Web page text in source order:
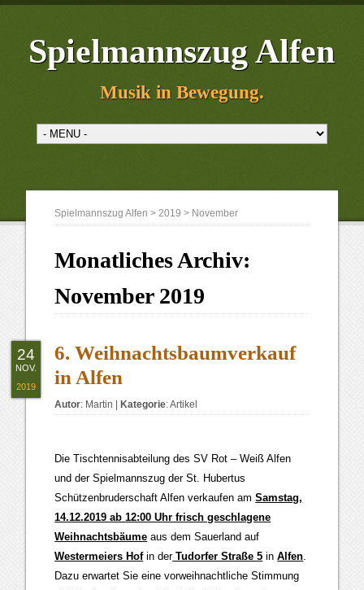
Spielmannszug Alfen
Musik in Bewegung.
Spielmannszug Alfen >2019 > November
Monatliches Archiv:
November 2019
6. Weihnachtsbaumverkauf
in Alfen
Autor: Martin Kategorie:Artikel
Die Tischtennisabteilung des SV Rot – Weiß Alfen
und der Spielmannszug der St. Hubertus
Schützenbruderschaft Alfen verkaufen amSamstag,
14.12.2019 ab 12:00 Uhr frisch geschlagene
Weihnachtsbäume aus dem Sauerland auf
Westermeiers Hofin derTudorfer Straße 5 in Alfen.
Dazu erwartet Sie eine vorweihnachtliche Stimmung
24
NOV.
2019